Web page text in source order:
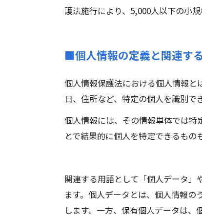
護法施行により、5,000人以下の小
■個人情報の定義と関連す
個人情報保護法における個人情報と
日、住所など、特定の個人を識別で
個人情報には、その情報単体では特
とで結果的に個人を特定できるもの
関連する用語として「個人データ」
ます。個人データとは、個人情報
します。一方、保有個人データは